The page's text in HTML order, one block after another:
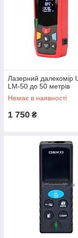
Лазерний далекомір
LM-50 до 50 метрів
Немає в наявності
1 750 ₴